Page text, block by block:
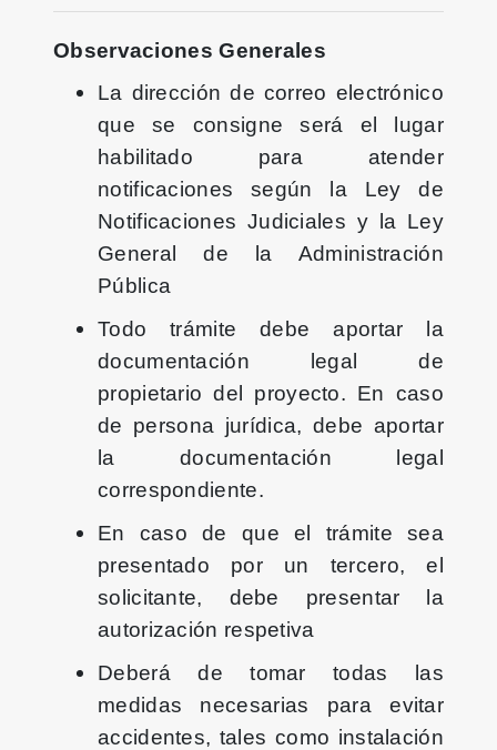
Observaciones Generales
La dirección de correo electrónico
que se consigne será el lugar
habilitado para atender
notificaciones según la Ley de
Notificaciones Judiciales y la Ley
General de la Administración
Pública
Todo trámite debe aportar la
documentación legal de
propietario del proyecto. En caso
de persona jurídica, debe aportar
la documentación legal
correspondiente.
En caso de que el trámite sea
presentado por un tercero, el
solicitante, debe presentar la
autorización respetiva
Deberá de tomar todas las
medidas necesarias para evitar
accidentes, tales como instalación